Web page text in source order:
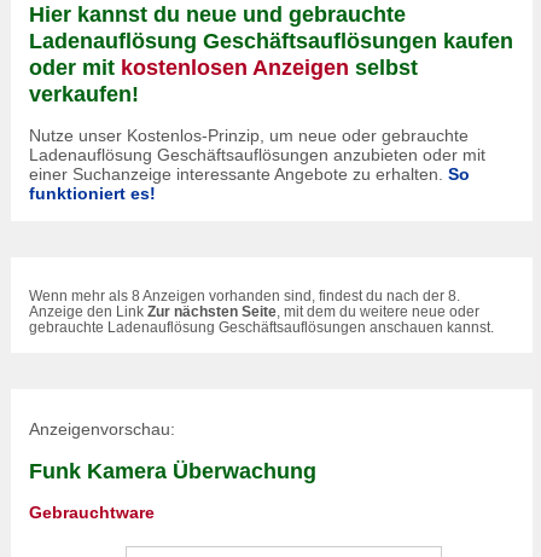
Hier kannst du neue und gebrauchte
Ladenauflösung Geschäftsauflösungen kaufen
oder mit kostenlosen Anzeigen selbst
verkaufen!
Nutze unser Kostenlos-Prinzip, um neue oder gebrauchte
Ladenauflösung Geschäftsauflösungen anzubieten oder mit
einer Suchanzeige interessante Angebote zu erhalten. So
funktioniert es!
Wenn mehr als 8 Anzeigen vorhanden sind, findest du nach der 8.
Anzeige den Link Zur nächsten Seite , mit dem du weitere neue oder
gebrauchte Ladenauflösung Geschäftsauflösungen anschauen kannst.
Anzeigenvorschau:
Funk Kamera Überwachung
Gebrauchtware